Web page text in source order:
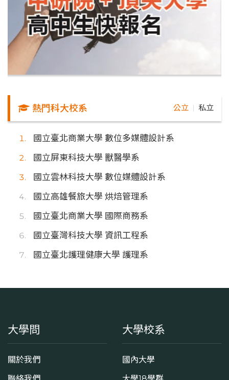
熱門科大校系 公立 私立
國立臺北商業大學 數位多媒體設計系
國立屏東科技大學 獸醫學系
國立雲林科技大學 數位媒體設計系
國立高雄餐旅大學 烘焙管理系
國立臺北商業大學 國際商務系
國立臺灣科技大學 資訊工程系
國立臺北護理健康大學 護理系
大學問
關於我們
大學校系
國內大學